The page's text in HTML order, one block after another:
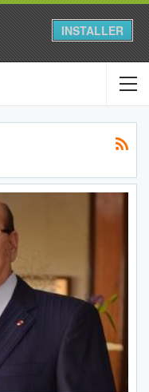
INSTALLER